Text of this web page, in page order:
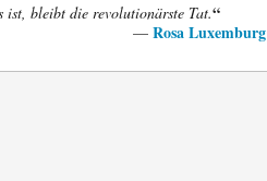
ist, bleibt die revolutionärste Tat.“
— Rosa Luxemburg